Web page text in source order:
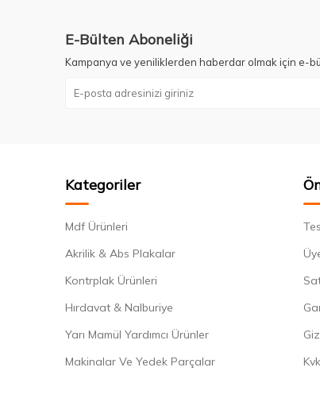
E-Bülten Aboneliği
Kampanya ve yeniliklerden haberdar olmak için e-
Kategoriler
Mdf Ürünleri
Akrilik & Abs Plakalar
Kontrplak Ürünleri
Hırdavat & Nalburiye
Yarı Mamül Yardımcı Ürünler
Makinalar Ve Yedek Parçalar